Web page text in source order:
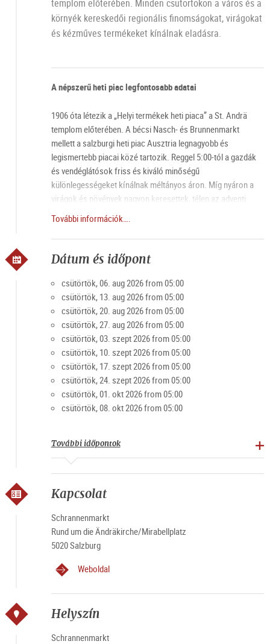
templom előterében. Minden csütörtökön a város és a
környék kereskedői regionális finomságokat, virágokat
és kézműves termékeket kínálnak eladásra.
A népszerű heti piac legfontosabb adatai
1906 óta létezik a „Helyi termékek heti piaca” a St. Andrä
templom előterében. A bécsi Nasch- és Brunnenmarkt
mellett a salzburgi heti piac Ausztria legnagyobb és
legismertebb piacai közé tartozik. Reggel 5:00-tól a gazdák
és vendéglátósok friss és kiváló minőségű
különlegességeket kínálnak méltányos áron. Míg nyáron a
virágok és növények nagyon keresettek, télen az adventi
koszorúk és húsvétkor a hagyományos pálmaágak kelendők
vágyik, annak ajánlott egy kiadós sült csirke, egy tiszta
halleves vagy egy tipikus salzburgi snack a virsli árusnál.
De honnan származik a híres heti piac neve?
A hagyományok szerint a név a Mirabell téren található városi
gabonatárolókban és a Schrannen utcában született.
A Schranne népszerűsége
A Schranne a kezdetek óta a turisták és a helyiek körében
egyaránt népszerű, ami a pultok elosztásában is
megmutatkozik: általában akár tíz évet is várni kell egy
pultért.
Olvassa el ezt is: Egy reggel a Schranne-n
Piaci nyitvatartás
Minden csütörtökön 4-13 óráig (szerdán, ha csütörtök
További információk….
Dátum és időpont
csütörtök, 06. aug 2026 from 05:00
csütörtök, 13. aug 2026 from 05:00
csütörtök, 20. aug 2026 from 05:00
csütörtök, 27. aug 2026 from 05:00
csütörtök, 03. szept 2026 from 05:00
csütörtök, 10. szept 2026 from 05:00
csütörtök, 17. szept 2026 from 05:00
csütörtök, 24. szept 2026 from 05:00
csütörtök, 01. okt 2026 from 05:00
csütörtök, 08. okt 2026 from 05:00
További időpontok
Kapcsolat
Schrannenmarkt
Rund um die Ändräkirche/Mirabellplatz
5020 Salzburg
Weboldal
Helyszín
Schrannenmarkt